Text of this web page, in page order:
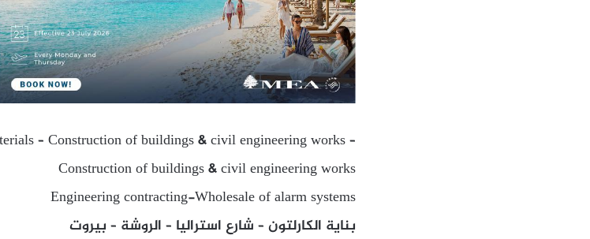
– Construction of buildings & civil engineering works –
Construction of buildings & civil engineering works
Engineering contracting-Wholesale of alarm systems
بناية الكارلتون – شارع استراليا – الروشة – بيروت